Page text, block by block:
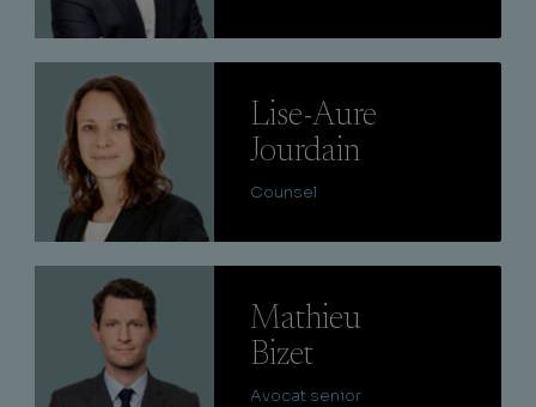
Lise-Aure
Jourdain
Counsel
Mathieu
Bizet
Avocat senior